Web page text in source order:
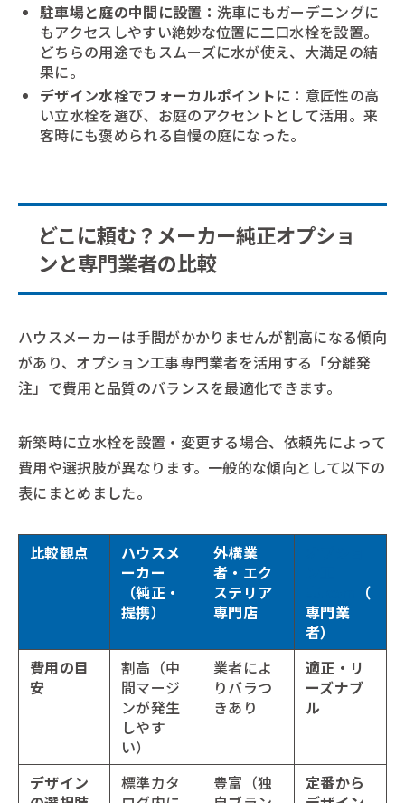
駐車場と庭の中間に設置： 洗車にもガーデニングに
もアクセスしやすい絶妙な位置に二口水栓を設置。
どちらの用途でもスムーズに水が使え、大満足の結
果に。
デザイン水栓でフォーカルポイントに： 意匠性の高
い立水栓を選び、お庭のアクセントとして活用。来
客時にも褒められる自慢の庭になった。
どこに頼む？メーカー純正オプショ
ンと専門業者の比較
ハウスメーカーは手間がかかりませんが割高になる傾向
があり、オプション工事専門業者を活用する「分離発
注」で費用と品質のバランスを最適化できます。
新築時に立水栓を設置・変更する場合、依頼先によって
費用や選択肢が異なります。一般的な傾向として以下の
表にまとめました。
比較観点
ハウスメ
ーカー
（純正・
提携）
外構業
者・エク
ステリア
専門店
（
専門業
者）
費用の目
安
割高（中
間マージ
ンが発生
しやす
い）
業者によ
りバラつ
きあり
適正・リ
ーズナブ
ル
デザイン
標準カタ
豊富（独
定番から